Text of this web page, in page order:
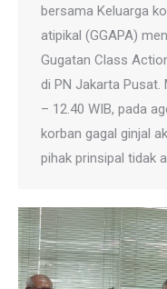
bersama Keluarga
atipikal (GGAPA)
Gugatan Class
di PN Jakarta Pusat.
– 12.40 WIB, pada
korban gagal ginjal
pihak prinsipal tidak